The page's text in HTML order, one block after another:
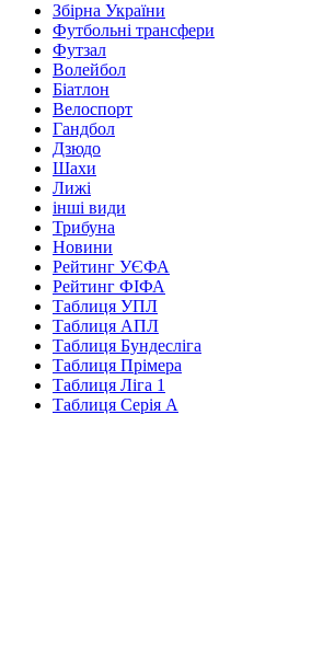
Збірна України
Футбольні трансфери
Футзал
Волейбол
Біатлон
Велоспорт
Гандбол
Дзюдо
Шахи
Лижі
інші види
Трибуна
Новини
Рейтинг УЄФА
Рейтинг ФІФА
Таблиця УПЛ
Таблиця АПЛ
Таблиця Бундесліга
Таблиця Прімера
Таблиця Ліга 1
Таблиця Серія А